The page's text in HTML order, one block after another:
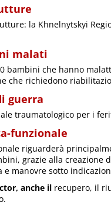
la Khnelnytskyi
malati
bambini che hanno
che richiedono
guerra
traumatologico per i
funzionale
riguarderà
grazie alla
e manovre sotto
anche il recupero, il